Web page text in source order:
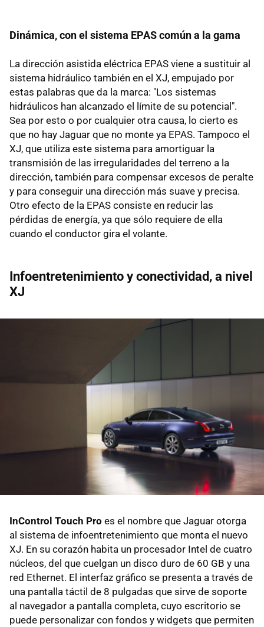
Dinámica, con el sistema EPAS común a la gama
La dirección asistida eléctrica EPAS viene a sustituir al
sistema hidráulico también en el XJ, empujado por
estas palabras que da la marca: "Los sistemas
hidráulicos han alcanzado el límite de su potencial".
Sea por esto o por cualquier otra causa, lo cierto es
que no hay Jaguar que no monte ya EPAS. Tampoco el
XJ, que utiliza este sistema para amortiguar la
transmisión de las irregularidades del terreno a la
dirección, también para compensar excesos de peralte
y para conseguir una dirección más suave y precisa.
Otro efecto de la EPAS consiste en reducir las
pérdidas de energía, ya que sólo requiere de ella
cuando el conductor gira el volante.
Infoentretenimiento y conectividad, a nivel
XJ
InControl Touch Pro es el nombre que Jaguar otorga
al sistema de infoentretenimiento que monta el nuevo
XJ. En su corazón habita un procesador Intel de cuatro
núcleos, del que cuelgan un disco duro de 60 GB y una
red Ethernet. El interfaz gráfico se presenta a través de
una pantalla táctil de 8 pulgadas que sirve de soporte
al navegador a pantalla completa, cuyo escritorio se
puede personalizar con fondos y widgets que permiten